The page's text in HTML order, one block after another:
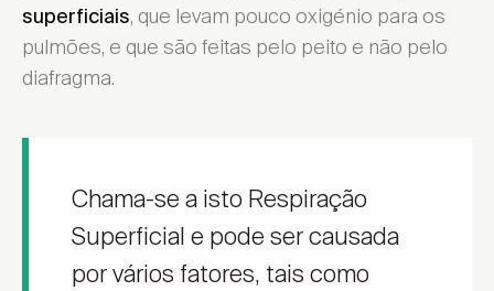
superficiais, que levam pouco oxigénio para os
pulmões, e que são feitas pelo peito e não pelo
diafragma.
Chama-se a isto Respiração
Superficial e pode ser causada
por vários fatores, tais como